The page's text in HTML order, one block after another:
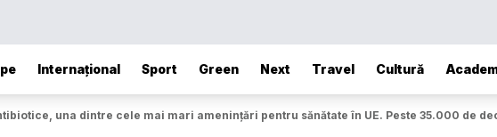
Internațional Sport Green Next Travel Cultură
una dintre cele mai mari amenințări pentru sănătate în UE. Peste 35.000 de